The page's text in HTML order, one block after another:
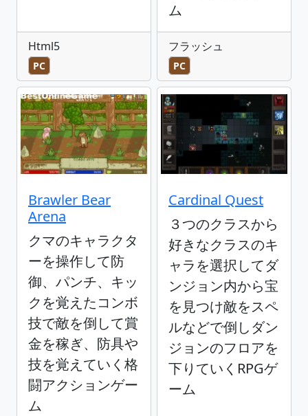
Html5
PC
ム
フラッシュ
PC
Brawler Bear
Arena
クマのキャラクタ
ーを操作して防
御、パンチ、キッ
クを覚えたコンボ
技で敵を倒して賞
金を稼ぎ、防具や
技を覚えていく格
闘アクションゲー
ム
Cardinal Quest
３つのクラスから
好きなクラスのキ
ャラを選択してダ
ンジョン内から宝
を見つけ敵をスペ
ルなどで倒しダン
ジョンのフロアを
下りていくRPGゲ
ーム